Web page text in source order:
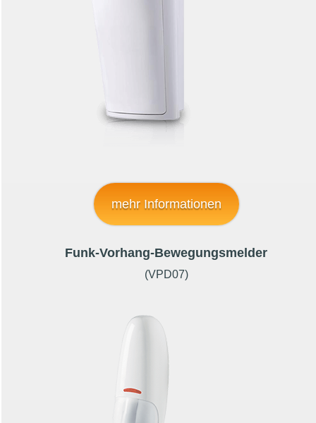
mehr Informationen
Funk-Vorhang-Bewegungsmelder
(VPD07)